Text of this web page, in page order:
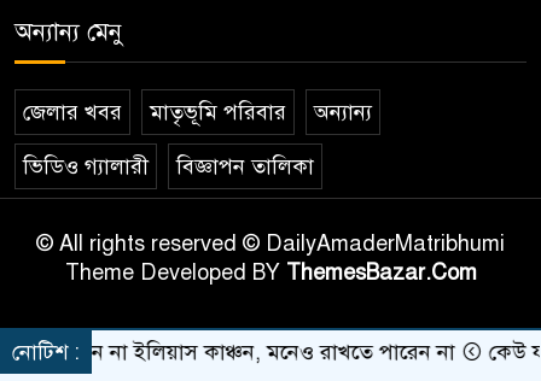
অন্যান্য মেনু
জেলার খবর মাতৃভূমি পরিবার অন্যান্য
ভিডিও গ্যালারী বিজ্ঞাপন তালিকা
© All rights reserved © DailyAmaderMatribhumi
Theme Developed BY ThemesBazar.Com
নোটিশ :
না ইলিয়াস কাঞ্চন, মনেও রাখতে পারেন না কেউ যদি